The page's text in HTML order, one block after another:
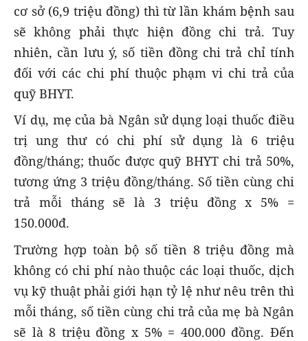
cơ sở (6,9 triệu đồng) thì từ lần khám bệnh sau
sẽ không phải thực hiện đồng chi trả. Tuy
nhiên, cần lưu ý, số tiền đồng chi trả chỉ tính
đối với các chi phí thuộc phạm vi chi trả của
quỹ BHYT.
Ví dụ, mẹ của bà Ngân sử dụng loại thuốc điều
trị ung thư có chi phí sử dụng là 6 triệu
đồng/tháng; thuốc được quỹ BHYT chi trả 50%,
tương ứng 3 triệu đồng/tháng. Số tiền cùng chi
trả mỗi tháng sẽ là 3 triệu đồng x 5% =
150.000đ.
Trường hợp toàn bộ số tiền 8 triệu đồng mà
không có chi phí nào thuộc các loại thuốc, dịch
vụ kỹ thuật phải giới hạn tỷ lệ như nêu trên thì
mỗi tháng, số tiền cùng chi trả của mẹ bà Ngân
sẽ là 8 triệu đồng x 5% = 400.000 đồng. Đến